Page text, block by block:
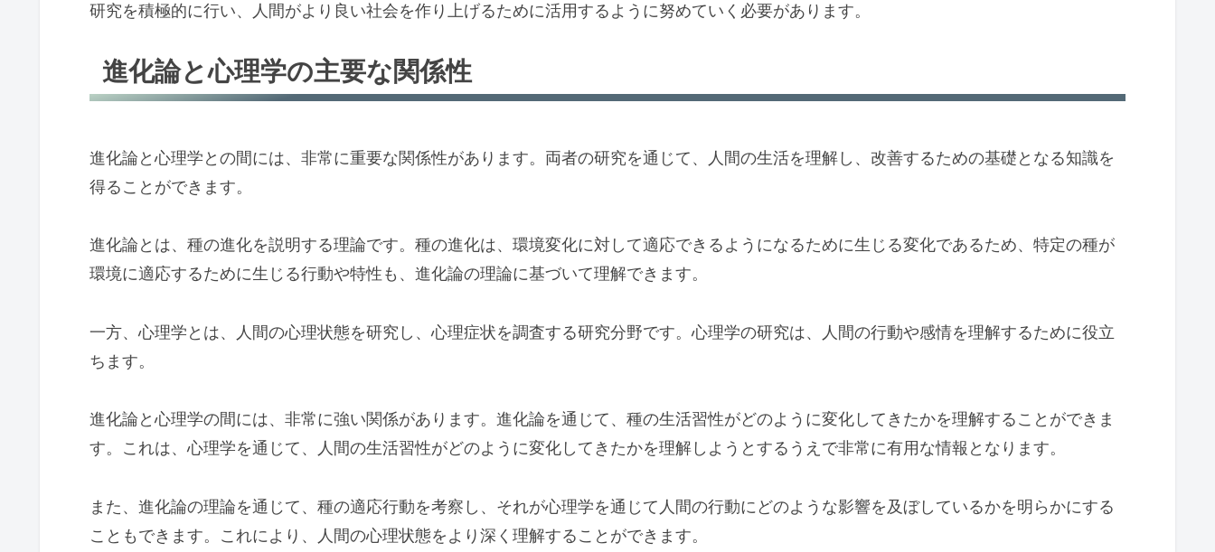
研究を積極的に行い、人間がより良い社会を作り上げるために活用するように努めていく必要があります。
進化論と心理学の主要な関係性
進化論と心理学との間には、非常に重要な関係性があります。両者の研究を通じて、人間の生活を理解し、改善するための基礎となる知識を
得ることができます。
進化論とは、種の進化を説明する理論です。種の進化は、環境変化に対して適応できるようになるために生じる変化であるため、特定の種が
環境に適応するために生じる行動や特性も、進化論の理論に基づいて理解できます。
一方、心理学とは、人間の心理状態を研究し、心理症状を調査する研究分野です。心理学の研究は、人間の行動や感情を理解するために役立
ちます。
進化論と心理学の間には、非常に強い関係があります。進化論を通じて、種の生活習性がどのように変化してきたかを理解することができま
す。これは、心理学を通じて、人間の生活習性がどのように変化してきたかを理解しようとするうえで非常に有用な情報となります。
また、進化論の理論を通じて、種の適応行動を考察し、それが心理学を通じて人間の行動にどのような影響を及ぼしているかを明らかにする
こともできます。これにより、人間の心理状態をより深く理解することができます。